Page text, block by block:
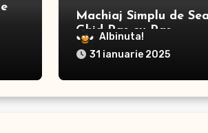
Machiaj Simplu de
Ghid Pas cu Pas
Albinuta!
31 ianuarie 2025